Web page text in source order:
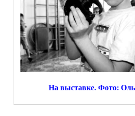
На выставке. Фото: